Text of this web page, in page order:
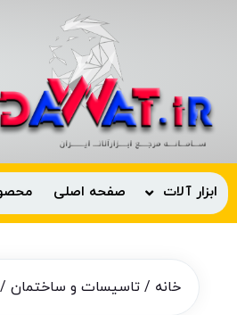
ابزار آلات صفحه اصلی
خانه / تاسیسات و ساختمان /